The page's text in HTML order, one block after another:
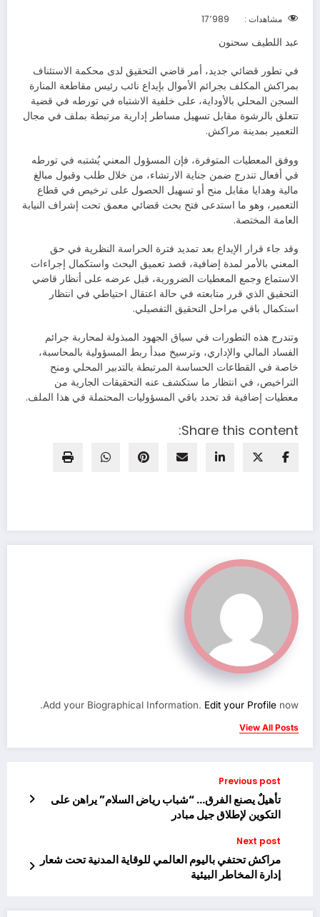
مشاهدات : 17٬989
عبد اللطيف سحنون
في تطور قضائي جديد، أمر قاضي التحقيق لدى محكمة الاستئناف
بمراكش المكلف بجرائم الأموال بإيداع نائب رئيس مقاطعة المنارة
السجن المحلي بالأوداية، على خلفية الاشتباه في تورطه في قضية
تتعلق بالرشوة مقابل تسهيل مساطر إدارية مرتبطة بملف في مجال
التعمير بمدينة مراكش.
ووفق المعطيات المتوفرة، فإن المسؤول المعني يُشتبه في تورطه
في أفعال تندرج ضمن جناية الارتشاء، من خلال طلب وقبول مبالغ
مالية وهدايا مقابل منح أو تسهيل الحصول على ترخيص في قطاع
التعمير، وهو ما استدعى فتح بحث قضائي معمق تحت إشراف النيابة
العامة المختصة.
وقد جاء قرار الإيداع بعد تمديد فترة الحراسة النظرية في حق
المعني بالأمر لمدة إضافية، قصد تعميق البحث واستكمال إجراءات
الاستماع وجمع المعطيات الضرورية، قبل عرضه على أنظار قاضي
التحقيق الذي قرر متابعته في حالة اعتقال احتياطي في انتظار
استكمال باقي مراحل التحقيق التفصيلي.
وتندرج هذه التطورات في سياق الجهود المبذولة لمحاربة جرائم
الفساد المالي والإداري، وترسيخ مبدأ ربط المسؤولية بالمحاسبة،
خاصة في القطاعات الحساسة المرتبطة بالتدبير المحلي ومنح
التراخيص، في انتظار ما ستكشف عنه التحقيقات الجارية من
معطيات إضافية قد تحدد باقي المسؤوليات المحتملة في هذا الملف.
Share this content:
Add your Biographical Information. Edit your Profile now.
View All Posts
Previous post
تأهيلٌ يصنع الفرق… “شباب رياض السلام” يراهن على
التكوين لإطلاق جيل مبادر
Next post
مراكش تحتفي باليوم العالمي للوقاية المدنية تحت شعار
إدارة المخاطر البيئية